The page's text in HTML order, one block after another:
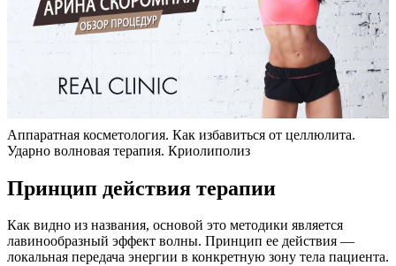
Аппаратная косметология. Как избавиться от целлюлита.
Ударно волновая терапия. Криолиполиз
Принцип действия терапии
Как видно из названия, основой это методики является
лавинообразный эффект волны. Принцип ее действия —
локальная передача энергии в конкретную зону тела пациента.